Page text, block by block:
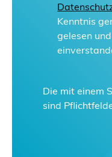
Kenntnis
gelesen
Die mit einem
sind